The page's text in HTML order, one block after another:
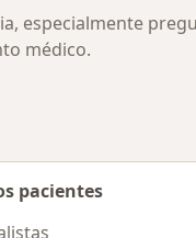
especialmente
médico.
pacientes